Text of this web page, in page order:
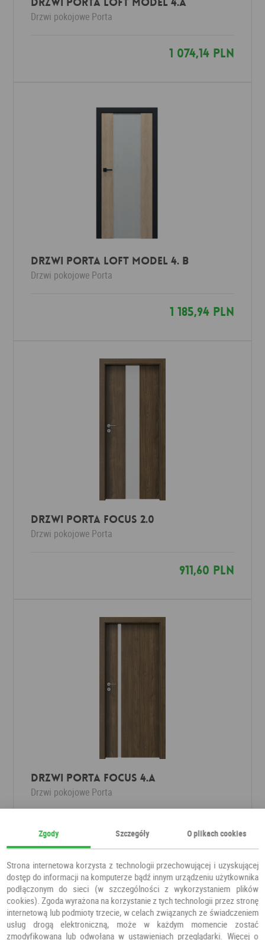
Drzwi pokojowe Porta
1 074,14 PLN
Drzwi Porta LOFT MODEL 4. B
Drzwi pokojowe Porta
1 185,94 PLN
DRZWI PORTA FOCUS 2.0
Drzwi pokojowe Porta
911,60 PLN
DRZWI PORTA FOCUS 4.A
Drzwi pokojowe Porta
1 075,00 PLN 924,50 PLN
Zgody Szczegóły O plikach cookies
Strona internetowa korzysta z technologii przechowującej i uzyskującej
dostęp do informacji na komputerze bądź innym urządzeniu użytkownika
podłączonym do sieci (w szczególności z wykorzystaniem plików
cookies). Zgoda wyrażona na korzystanie z tych technologii przez stronę
internetową lub podmioty trzecie, w celach związanych ze świadczeniem
usług drogą elektroniczną, może w każdym momencie zostać
zmodyfikowana lub odwołana w ustawieniach przeglądarki. Więcej o